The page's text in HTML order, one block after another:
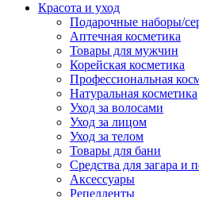
Красота и уход
Подарочные наборы/
Аптечная косметика
Товары для мужчин
Корейская косметика
Профессиональная
Натуральная косметика
Уход за волосами
Уход за лицом
Уход за телом
Товары для бани
Средства для загара и
Аксессуары
Репелленты